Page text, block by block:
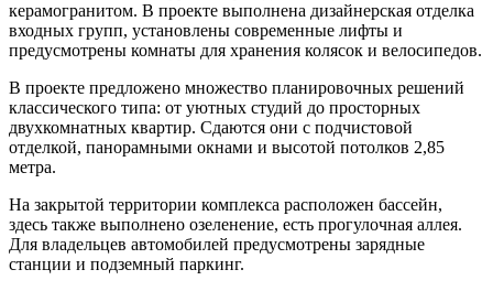
керамогранитом. В проекте выполнена дизайнерская отделка
входных групп, установлены современные лифты и
предусмотрены комнаты для хранения колясок и велосипедов.
В проекте предложено множество планировочных решений
классического типа: от уютных студий до просторных
двухкомнатных квартир. Сдаются они с подчистовой
отделкой, панорамными окнами и высотой потолков 2,85
метра.
На закрытой территории комплекса расположен бассейн,
здесь также выполнено озеленение, есть прогулочная аллея.
Для владельцев автомобилей предусмотрены зарядные
станции и подземный паркинг.